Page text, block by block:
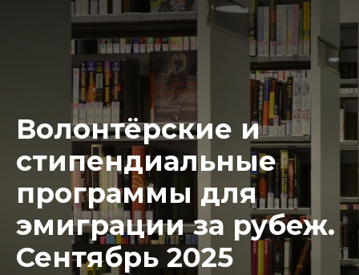
Волонтёрские и
стипендиальные
программы для
эмиграции за рубеж.
Сентябрь 2025